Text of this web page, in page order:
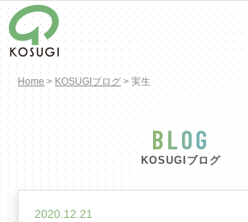
Home > KOSUGIブログ>実生
BLOG
KOSUGIブログ
2020.12.21